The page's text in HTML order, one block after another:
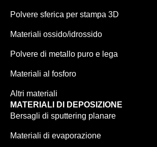
Polvere sferica per stampa 3D
Materiali ossido/idrossido
Polvere di metallo puro e lega
Materiali al fosforo
Altri materiali
MATERIALI DI DEPOSIZIONE
Bersagli di sputtering planare
Materiali di evaporazione